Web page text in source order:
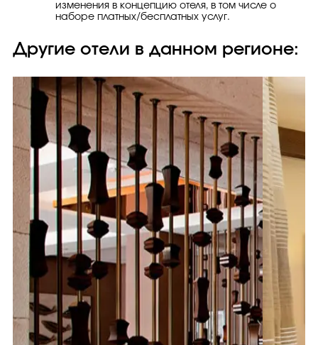
изменения в концепцию отеля, в том числе о
наборе платных/бесплатных услуг.
Другие отели в данном регионе: